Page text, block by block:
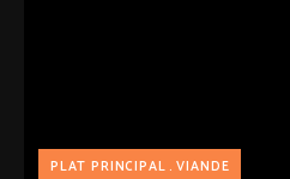
PLAT PRINCIPAL VIANDE